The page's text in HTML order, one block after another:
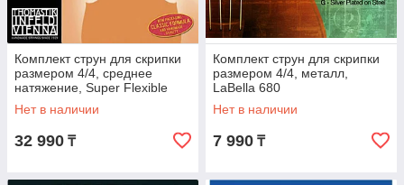
Комплект струн для скрипки
размером 4/4, среднее
натяжение, Super Flexible
Thomastik 15B
Нет в наличии
32 990 ₸
Комплект струн для скрипки
размером 4/4, металл,
LaBella 680
Нет в наличии
7 990 ₸